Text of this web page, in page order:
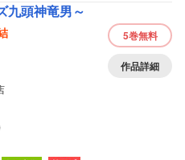
九頭神竜男～
5巻無料
作品詳細